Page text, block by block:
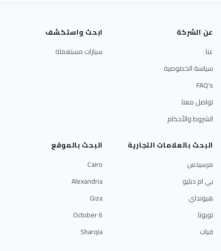
عن الشركة
عنا
سياسة الخصوصية
FAQ's
تواصل معنا
الشروط والأحكام
ابحث واستكشف
سيارات مستعملة
البحث بالعلامات التجارية
مرسيدس
بي ام دبليو
هيونداي
تويوتا
فيات
البحث بالموقع
Cairo
Alexandria
Giza
6 October
Sharqia